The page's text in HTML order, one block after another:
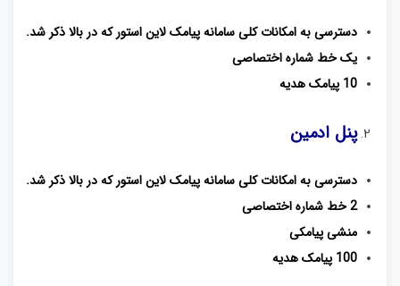
دسترسی به امکانات کلی سامانه پیامک لاین استور که در بالا ذکر شد.
یک خط شماره اختصاصی
10 پیامک هدیه
پنل ادمین
دسترسی به امکانات کلی سامانه پیامک لاین استور که در بالا ذکر شد.
2 خط شماره اختصاصی
منشی پیامکی
100 پیامک هدیه